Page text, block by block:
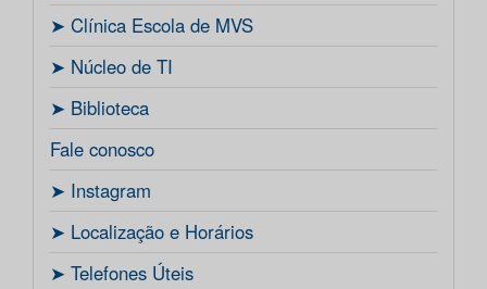
ㅤ➤ Clínica Escola de MVS
ㅤ➤ Núcleo de TI
ㅤ➤ Biblioteca
Fale conosco
ㅤ➤ Instagram
ㅤ➤ Localização e Horários
ㅤ➤ Telefones Úteis